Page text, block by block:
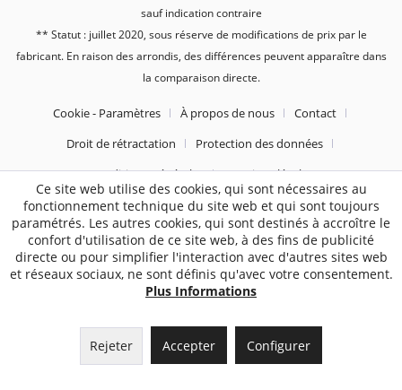
sauf indication contraire
** Statut : juillet 2020, sous réserve de modifications de prix par le
fabricant. En raison des arrondis, des différences peuvent apparaître dans
la comparaison directe.
Cookie - Paramètres À propos de nous
Contact
Droit de rétractation
Protection des données
Conditions Générales
Mentions légales
Sebworld
2187Bewertungen auf ProvenExpert.com
Ce site web utilise des cookies, qui sont nécessaires au
fonctionnement technique du site web et qui sont toujours
paramétrés. Les autres cookies, qui sont destinés à accroître le
confort d'utilisation de ce site web, à des fins de publicité
directe ou pour simplifier l'interaction avec d'autres sites web
et réseaux sociaux, ne sont définis qu'avec votre consentement.
Plus Informations
Rejeter Accepter Configurer